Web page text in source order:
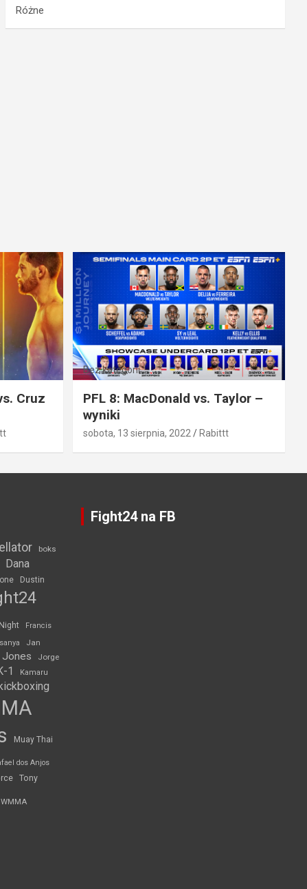
Różne
Cruz
Bez kategorii
PFL 8: MacDonald vs. Taylor –
wyniki
sobota, 13 sierpnia, 2022 Rabittt
boks
Dana
Dustin
Francis
Jan
Jorge
1
Kamaru
Muay Thai
dos Anjos
Tony
WMMA
Fight24 na FB